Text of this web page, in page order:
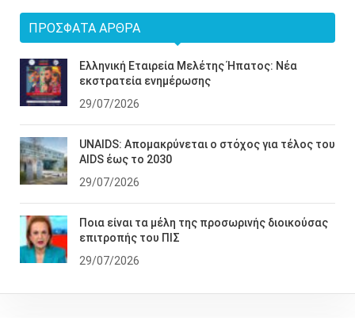
ΠΡΌΣΦΑΤΑ ΆΡΘΡΑ
Ελληνική Εταιρεία Μελέτης Ήπατος: Νέα
εκστρατεία ενημέρωσης
29/07/2026
UNAIDS: Απομακρύνεται ο στόχος για τέλος του
AIDS έως το 2030
29/07/2026
Ποια είναι τα μέλη της προσωρινής διοικούσας
επιτροπής του ΠΙΣ
29/07/2026